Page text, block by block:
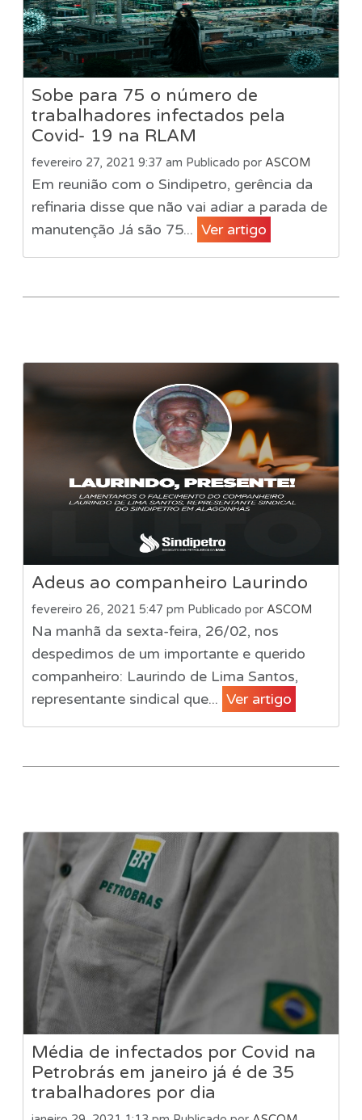
Sobe para 75 o número de
trabalhadores infectados pela
Covid- 19 na RLAM
fevereiro 27, 2021 9:37 am Publicado por ASCOM
Em reunião com o Sindipetro, gerência da
refinaria disse que não vai adiar a parada de
manutenção Já são 75... Ver artigo
Adeus ao companheiro Laurindo
fevereiro 26, 2021 5:47 pm Publicado por ASCOM
Na manhã da sexta-feira, 26/02, nos
despedimos de um importante e querido
companheiro: Laurindo de Lima Santos,
representante sindical que... Ver artigo
Média de infectados por Covid na
Petrobrás em janeiro já é de 35
trabalhadores por dia